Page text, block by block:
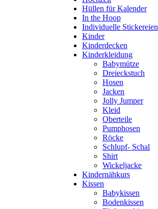
Hüllen für Kalender
In the Hoop
Individuelle Stickereien
Kinder
Kinderdecken
Kinderkleidung
Babymütze
Dreieckstuch
Hosen
Jacken
Jolly Jumper
Kleid
Oberteile
Pumphosen
Röcke
Schlupf- Schal
Shirt
Wickeljacke
Kindernähkurs
Kissen
Babykissen
Bodenkissen